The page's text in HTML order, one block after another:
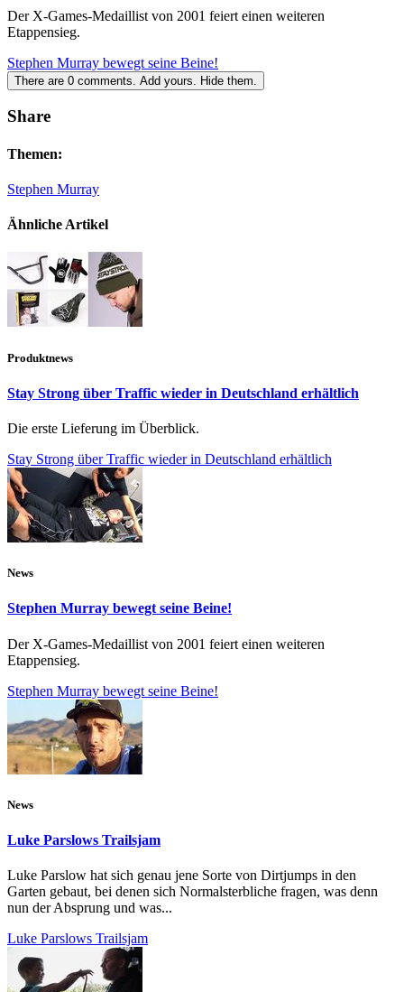
Der X-Games-Medaillist von 2001 feiert einen weiteren
Etappensieg.
Stephen Murray bewegt seine Beine!
There are 0 comments. Add yours. Hide them.
Share
Themen:
Stephen Murray
Ähnliche Artikel
Produktnews
Stay Strong über Traffic wieder in Deutschland erhältlich
Die erste Lieferung im Überblick.
Stay Strong über Traffic wieder in Deutschland erhältlich
News
Stephen Murray bewegt seine Beine!
Der X-Games-Medaillist von 2001 feiert einen weiteren
Etappensieg.
Stephen Murray bewegt seine Beine!
News
Luke Parslows Trailsjam
Luke Parslow hat sich genau jene Sorte von Dirtjumps in den
Garten gebaut, bei denen sich Normalsterbliche fragen, was denn
nun der Absprung und was...
Luke Parslows Trailsjam